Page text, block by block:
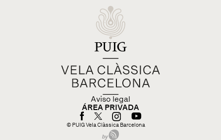
Aviso legal
ÁREA PRIVADA
© PUIG Vela Clàssica Barcelona